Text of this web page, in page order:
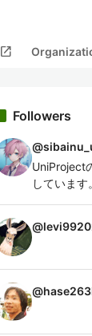
open_in_new
Followers
@
UniProject
しています。
@
@